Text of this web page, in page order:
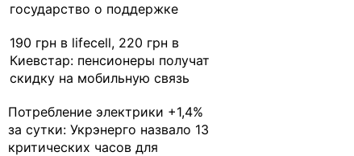
государство о поддержке
190 грн в lifecell, 220 грн в
Киевстар: пенсионеры получат
скидку на мобильную связь
Потребление электрики +1,4%
за сутки: Укрэнерго назвало 13
критических часов для